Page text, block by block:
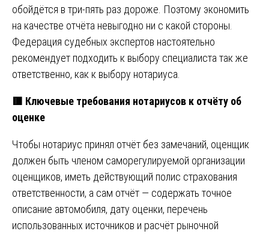
обойдётся в три-пять раз дороже. Поэтому экономить
на качестве отчёта невыгодно ни с какой стороны.
Федерация судебных экспертов настоятельно
рекомендует подходить к выбору специалиста так же
ответственно, как к выбору нотариуса.
🟥 Ключевые требования нотариусов к отчёту об
оценке
Чтобы нотариус принял отчёт без замечаний, оценщик
должен быть членом саморегулируемой организации
оценщиков, иметь действующий полис страхования
ответственности, а сам отчёт — содержать точное
описание автомобиля, дату оценки, перечень
использованных источников и расчёт рыночной